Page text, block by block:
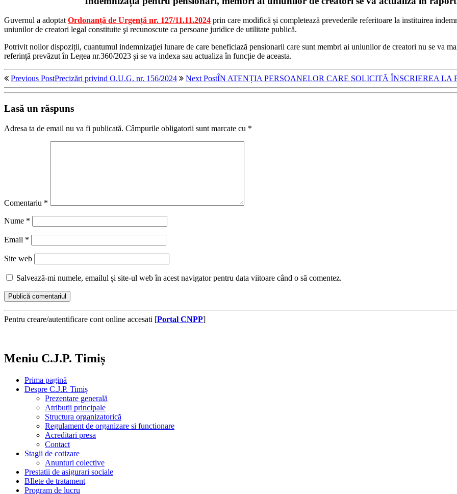
Guvernul a adoptat Ordonanță de Urgență nr. 127/11.11.2024 prin care modifică și completează prevederile referitoare la instituirea
uniunilor de creatori legal constituite şi recunoscute ca persoane juridice de utilitate publică.
Potrivit noilor dispoziții, cuantumul indemnizaţiei lunare de care beneficiază pensionarii care sunt membri ai uniunilor de creatori nu se va
referință prevăzut în Legea nr.360/2023 și se va indexa sau actualiza în funcție de aceasta.
Previous PostPrecizări privind O.U.G. nr. 156/2024 Next PostÎN ATENȚIA PERSOANELOR CARE SOLICITĂ ÎNSCRIEREA LA
Lasă un răspuns
Adresa ta de email nu va fi publicată. Câmpurile obligatorii sunt marcate cu *
Comentariu *
Nume *
Email *
Site web
Salvează-mi numele, emailul și site-ul web în acest navigator pentru data viitoare când o să comentez.
Pentru creare/autentificare cont online accesati [Portal CNPP]
Meniu C.J.P. Timiș
Prima pagină
Despre C.J.P. Timiș
Prezentare generală
Atribuții principale
Structura organizatorică
Regulament de organizare si functionare
Acreditari presa
Contact
Stagii de cotizare
Anunturi colective
Prestatii de asigurari sociale
BIlete de tratament
Program de lucru